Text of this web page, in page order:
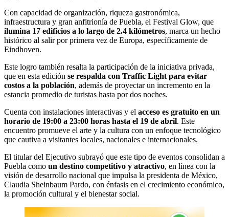
Con capacidad de organización, riqueza gastronómica,
infraestructura y gran anfitrionía de Puebla, el Festival Glow, que
ilumina 17 edificios a lo largo de 2.4 kilómetros, marca un hecho
histórico al salir por primera vez de Europa, específicamente de
Eindhoven.
Este logro también resalta la participación de la iniciativa privada,
que en esta edición se respalda con Traffic Light para evitar
costos a la población, además de proyectar un incremento en la
estancia promedio de turistas hasta por dos noches.
Cuenta con instalaciones interactivas y el acceso es gratuito en un
horario de 19:00 a 23:00 horas hasta el 19 de abril. Este
encuentro promueve el arte y la cultura con un enfoque tecnológico
que cautiva a visitantes locales, nacionales e internacionales.
El titular del Ejecutivo subrayó que este tipo de eventos consolidan a
Puebla como un destino competitivo y atractivo, en línea con la
visión de desarrollo nacional que impulsa la presidenta de México,
Claudia Sheinbaum Pardo, con énfasis en el crecimiento económico,
la promoción cultural y el bienestar social.